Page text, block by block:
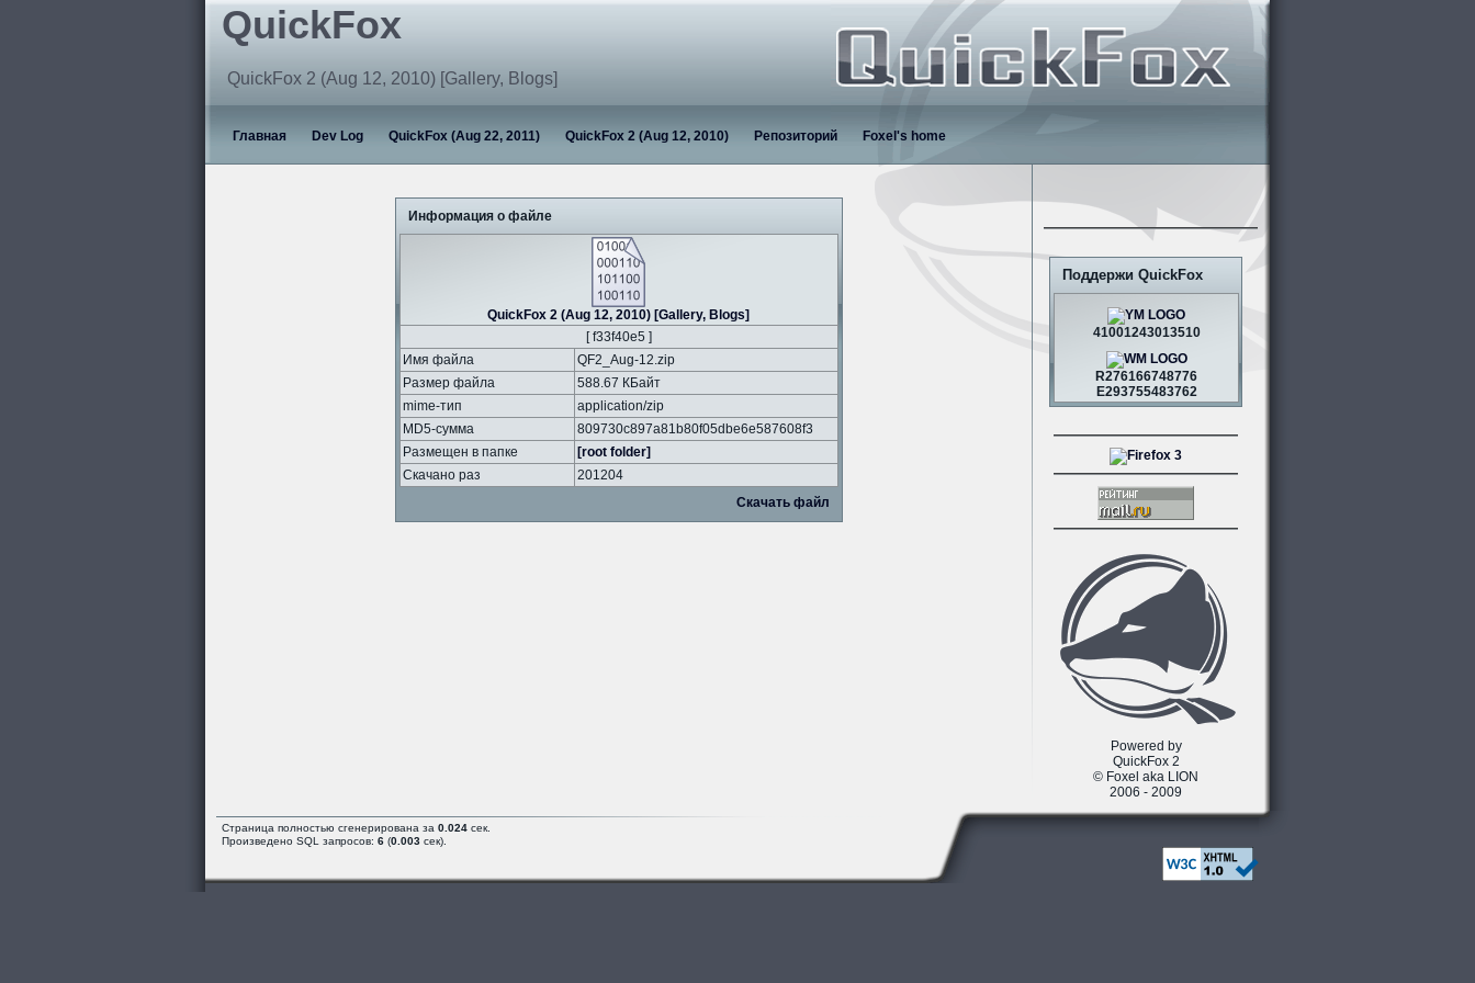
QuickFox
QuickFox 2 (Aug 12, 2010) [Gallery, Blogs]
Главная Dev Log QuickFox (Aug 22, 2011) QuickFox 2 (Aug 12, 2010) Репозиторий Foxel's home
Информация о файле
QuickFox 2 (Aug 12, 2010) [Gallery, Blogs]
[ f33f40e5 ]
Имя файла
QF2_Aug-12.zip
Размер файла
588.67 КБайт
mime-тип
application/zip
MD5-сумма
809730c897a81b80f05dbe6e587608f3
Размещен в папке
[root folder]
Скачано раз
201204
Скачать файл
Поддержи QuickFox
41001243013510
R276166748776
E293755483762
Powered by
QuickFox 2
© Foxel aka LION
2006 - 2009
Страница полностью сгенерирована за 0.024 сек.
Произведено SQL запросов: 6 (0.003 сек).